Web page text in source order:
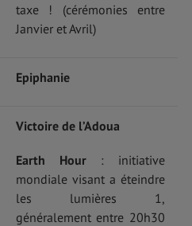
taxe ! (cérémonies entre
Janvier et Avril)
Epiphanie
Victoire de l’Adoua
Earth Hour: initiative
mondiale visant a éteindre
les lumières 1,
généralement entre 20h30